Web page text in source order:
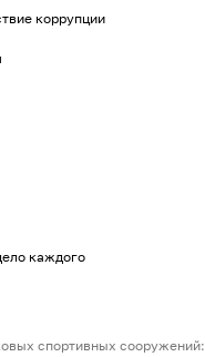
коррупции
каждого
спортивных сооружений: